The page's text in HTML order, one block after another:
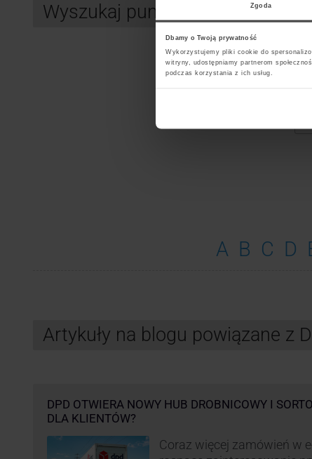
Zgoda
Dbamy o Twoją prywatność
Wykorzystujemy pliki cookie do
witryny, udostępniamy partnerom
podczas korzystania z ich usług.
Wyszukaj punkt kurierski DPD
Search
A B C D
Artykuły na blogu powiązane z
DPD OTWIERA NOWY HUB DROBNICOWY I
DLA KLIENTÓW?
Coraz więcej zamówień w